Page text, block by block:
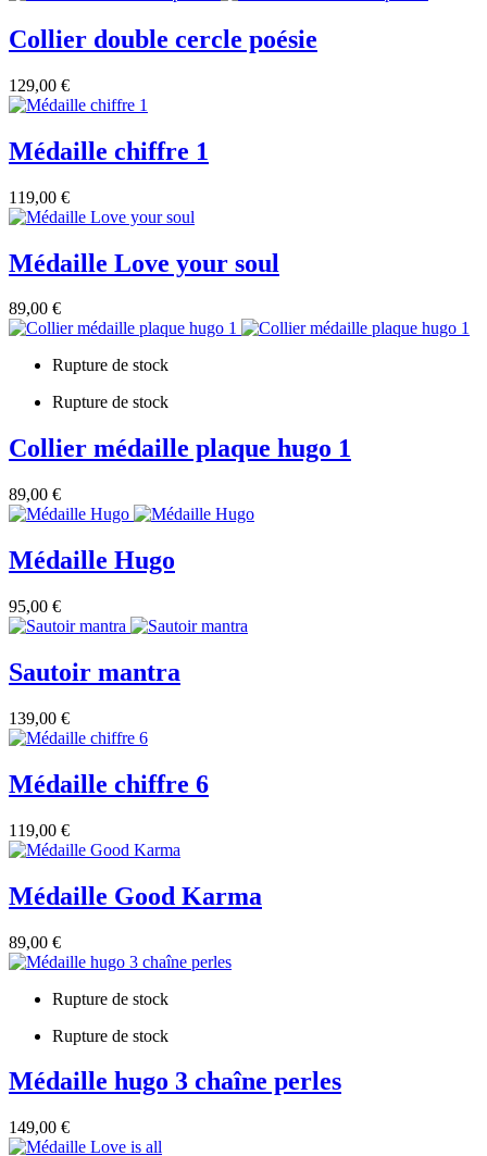
Collier double cercle poésie
129,00 €
Médaille chiffre 1
119,00 €
Médaille Love your soul
89,00 €
Rupture de stock
Rupture de stock
Collier médaille plaque hugo 1
89,00 €
Médaille Hugo
95,00 €
Sautoir mantra
139,00 €
Médaille chiffre 6
119,00 €
Médaille Good Karma
89,00 €
Rupture de stock
Rupture de stock
Médaille hugo 3 chaîne perles
149,00 €